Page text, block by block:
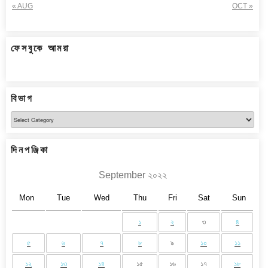
« AUG OCT »
ফেসবুকে আমরা
বিভাগ
বিভাগ
দিনপঞ্জিকা
September ২০২২
Mon Tue Wed Thu Fri Sat Sun
১ ২ ৩ ৪
৫ ৬ ৭ ৮ ৯ ১০ ১১
১২ ১৩ ১৪ ১৫ ১৬ ১৭ ১৮